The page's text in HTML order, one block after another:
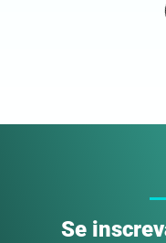
Se